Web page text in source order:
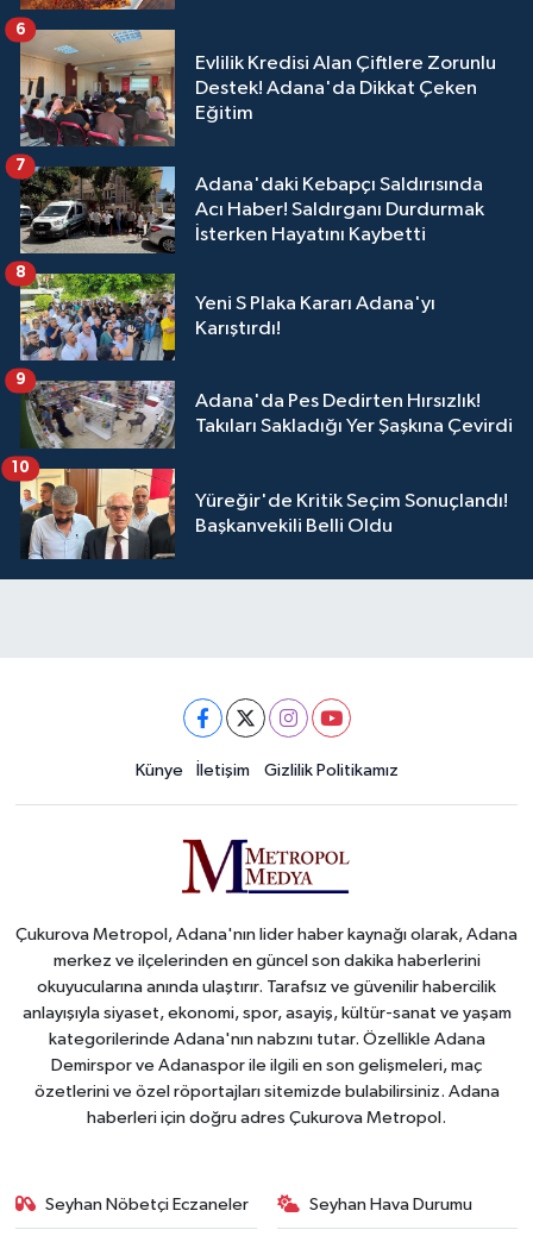
Evlilik Kredisi Alan Çiftlere Zorunlu
Destek! Adana'da Dikkat Çeken
Eğitim
6
Adana'daki Kebapçı Saldırısında
Acı Haber! Saldırganı Durdurmak
İsterken Hayatını Kaybetti
7
Yeni S Plaka Kararı Adana'yı
Karıştırdı!
8
Adana'da Pes Dedirten Hırsızlık!
Takıları Sakladığı Yer Şaşkına Çevirdi
9
Yüreğir'de Kritik Seçim Sonuçlandı!
Başkanvekili Belli Oldu
10
Künye İletişim Gizlilik Politikamız
Çukurova Metropol, Adana'nın lider haber kaynağı olarak, Adana
merkez ve ilçelerinden en güncel son dakika haberlerini
okuyucularına anında ulaştırır. Tarafsız ve güvenilir habercilik
anlayışıyla siyaset, ekonomi, spor, asayiş, kültür-sanat ve yaşam
kategorilerinde Adana'nın nabzını tutar. Özellikle Adana
Demirspor ve Adanaspor ile ilgili en son gelişmeleri, maç
özetlerini ve özel röportajları sitemizde bulabilirsiniz. Adana
haberleri için doğru adres Çukurova Metropol.
Seyhan Nöbetçi Eczaneler Seyhan Hava Durumu